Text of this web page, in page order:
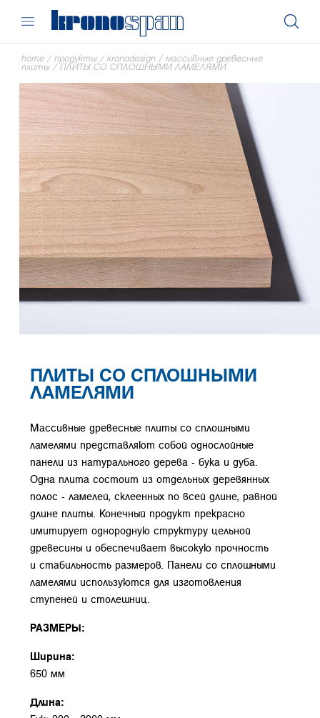
home / продукты / kronodesign / массивные древесные
плиты /ПЛИТЫ СО СПЛОШНЫМИ ЛАМЕЛЯМИ
ПЛИТЫ СО СПЛОШНЫМИ
ЛАМЕЛЯМИ
Массивные древесные плиты со сплошными
ламелями представляют собой однослойные
панели из натурального дерева - бука и дуба.
Одна плита состоит из отдельных деревянных
полос - ламелей, склеенных по всей длине, равной
длине плиты. Конечный продукт прекрасно
имитирует однородную структуру цельной
древесины и обеспечивает высокую прочность
и стабильность размеров. Панели со сплошными
ламелями используются для изготовления
ступеней и столешниц.
РАЗМЕРЫ:
Ширина:
650 мм
Длина: